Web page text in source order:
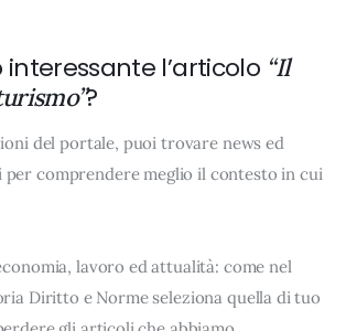
l’articolo “Il
?
del portale, puoi trovare news ed
comprendere meglio il contesto in cui
lavoro ed attualità: come nel
Diritto e Norme seleziona quella di tuo